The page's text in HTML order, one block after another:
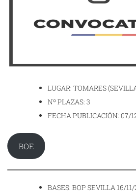
LUGAR: TOMARES
Nº PLAZAS: 3
FECHA PUBLICACIÓN: 07/
BOE
BASES: BOP SEVILLA 16/